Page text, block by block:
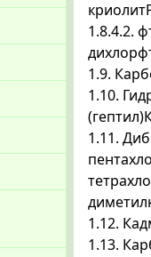
1.8.4.2.
1.9.
1.10.
1.11.
1.12.
1.13.